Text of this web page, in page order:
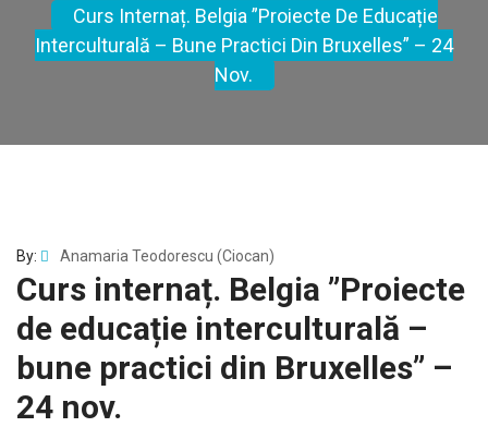
Curs Internaț. Belgia ”Proiecte De Educație
Interculturală – Bune Practici Din Bruxelles” – 24
Nov.
By: Anamaria Teodorescu (Ciocan)
Curs internaț. Belgia ”Proiecte
de educație interculturală –
bune practici din Bruxelles” –
24 nov.